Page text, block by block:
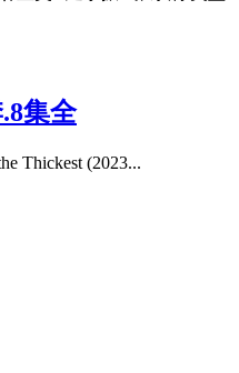
集全
Thickest (2023...